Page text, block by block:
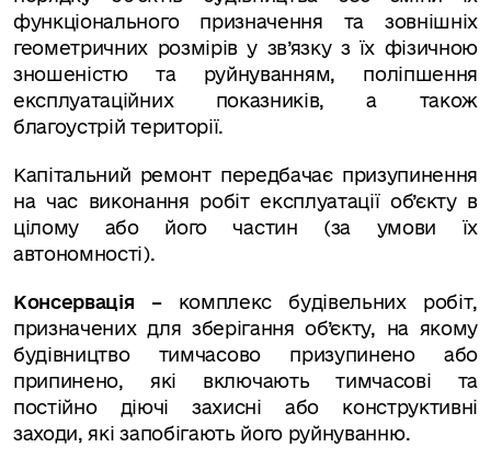
функціонального призначення та зовнішніх
геометричних розмірів у зв’язку з їх фізичною
зношеністю та руйнуванням, поліпшення
експлуатаційних показників, а також
благоустрій території.
Капітальний ремонт передбачає призупинення
на час виконання робіт експлуатації об’єкту в
цілому або його частин (за умови їх
автономності).
Консервація – комплекс будівельних робіт,
призначених для зберігання об’єкту, на якому
будівництво тимчасово призупинено або
припинено, які включають тимчасові та
постійно діючі захисні або конструктивні
заходи, які запобігають його руйнуванню.